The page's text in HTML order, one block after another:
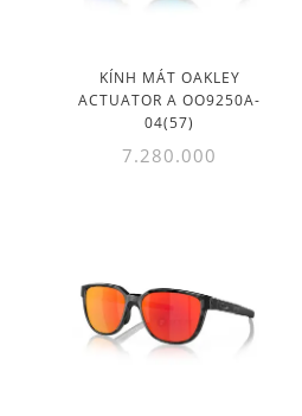
KÍNH MÁT OAKLEY
ACTUATOR A OO9250A-
04(57)
7.280.000